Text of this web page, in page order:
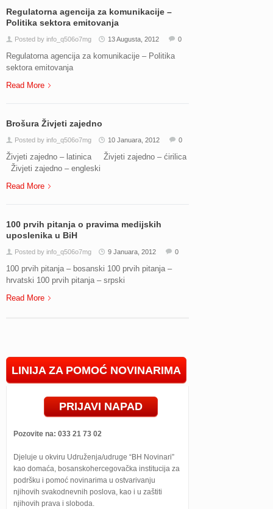
Regulatorna agencija za komunikacije –
Politika sektora emitovanja
Posted by info_q506o7mg 13 Augusta, 2012 0
Regulatorna agencija za komunikacije – Politika
sektora emitovanja
Read More
Brošura Živjeti zajedno
Posted by info_q506o7mg 10 Januara, 2012 0
Živjeti zajedno – latinica Živjeti zajedno – ćirilica
Živjeti zajedno – engleski
Read More
100 prvih pitanja o pravima medijskih
uposlenika u BiH
Posted by info_q506o7mg 9 Januara, 2012 0
100 prvih pitanja – bosanski 100 prvih pitanja –
hrvatski 100 prvih pitanja – srpski
Read More
LINIJA ZA POMOĆ NOVINARIMA
PRIJAVI NAPAD
Pozovite na: 033 21 73 02
Djeluje u okviru Udruženja/udruge “BH Novinari”
kao domaća, bosanskohercegovačka institucija za
podršku i pomoć novinarima u ostvarivanju
njihovih svakodnevnih poslova, kao i u zaštiti
njihovih prava i sloboda.